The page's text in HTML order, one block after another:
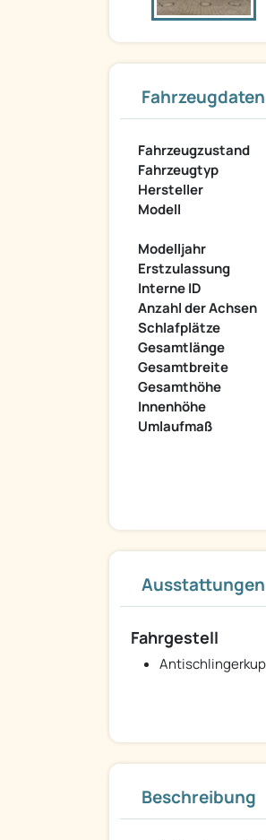
Fahrzeugzustand
Fahrzeugtyp
Hersteller
Modell
Modelljahr
Erstzulassung
Interne ID
Anzahl der Achsen
Schlafplätze
Gesamtlänge
Gesamtbreite
Gesamthöhe
Innenhöhe
Umlaufmaß
Ausstattungen
Fahrgestell
Beschreibung